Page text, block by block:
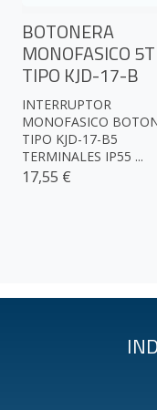
BOTONERA
MONOFASICO 5T
TIPO KJD-17-B
INTERRUPTOR
MONOFASICO
TIPO KJD-17-B5
TERMINALES IP55 ...
17,55 €